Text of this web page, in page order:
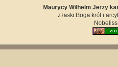
Maurycy Wilhelm Jerzy
z łaski Boga król i